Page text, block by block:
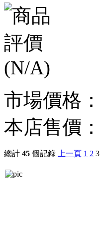
市場價格：
本店售價：
總計 45 個記錄 上一頁 1 2 3